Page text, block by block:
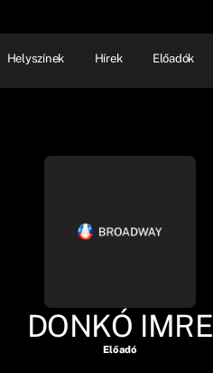
Helyszínek Hírek Előadók
DONKÓ IMRE
Előadó